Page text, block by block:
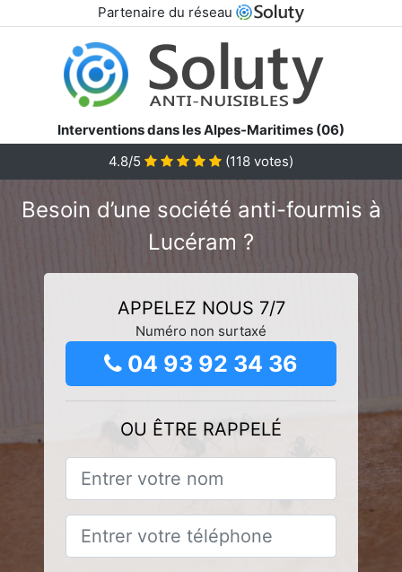
Partenaire du réseau
Interventions dans les Alpes-Maritimes (06)
4.8/5
(118 votes)
Besoin d’une société anti-fourmis à
Lucéram ?
APPELEZ NOUS 7/7
Numéro non surtaxé
04 93 92 34 36
OU ÊTRE RAPPELÉ